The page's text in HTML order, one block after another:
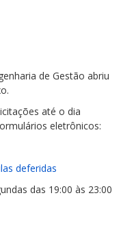
de Gestão abriu
até o dia
eletrônicos:
deferidas
das 19:00 às 23:00